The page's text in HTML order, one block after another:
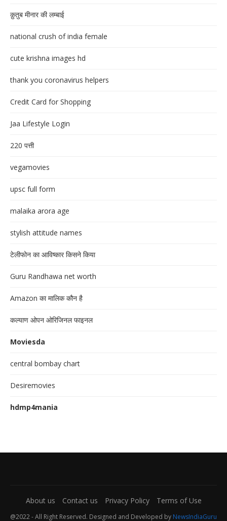
क़ुतुब मीनार की लम्बाई
national crush of india female
cute krishna images hd
thank you coronavirus helpers
Credit Card for Shopping
Jaa Lifestyle Login
220 पत्ती
vegamovies
upsc full form
malaika arora age
stylish attitude names
टेलीफोन का आविष्कार किसने किया
Guru Randhawa net worth
Amazon का मालिक कौन है
कल्याण ओपन ओरिजिनल फाइनल
Moviesda
central bombay chart
Desiremovies
hdmp4mania
About us Contact us Privacy Policy Terms of Use
@2022 - All Right Reserved. Designed and Developed by NewsIndiaGuru